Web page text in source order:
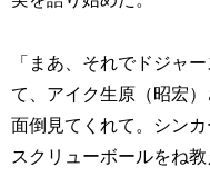
「まあ、それでドジャ
て、アイク生原（昭宏
面倒見てくれて。シンカ
スクリューボールをね